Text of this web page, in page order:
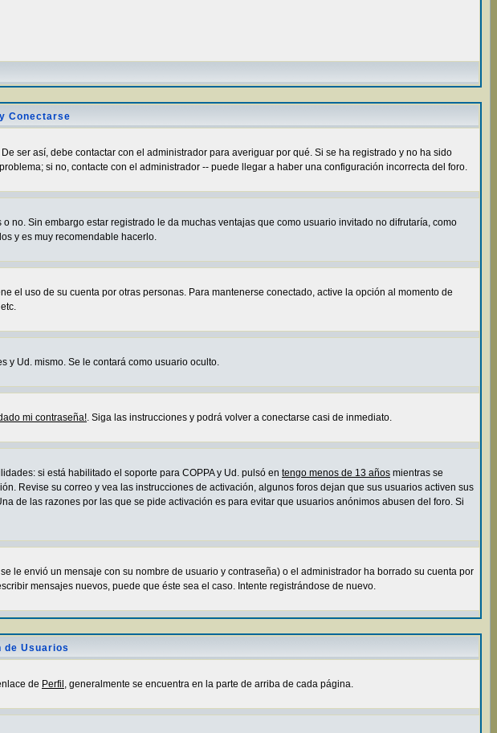
Conectarse
ser así, debe contactar con el administrador para averiguar por qué. Si se ha registrado y no ha sido
si no, contacte con el administrador -- puede llegar a haber una configuración incorrecta del foro.
Sin embargo estar registrado le da muchas ventajas que como usuario invitado no difrutaría, como
y es muy recomendable hacerlo.
el uso de su cuenta por otras personas. Para mantenerse conectado, active la opción al momento de
y Ud. mismo. Se le contará como usuario oculto.
mi contraseña!. Siga las instrucciones y podrá volver a conectarse casi de inmediato.
si está habilitado el soporte para COPPA y Ud. pulsó en tengo menos de 13 años mientras se
Revise su correo y vea las instrucciones de activación, algunos foros dejan que sus usuarios activen sus
de las razones por las que se pide activación es para evitar que usuarios anónimos abusen del foro. Si
le envió un mensaje con su nombre de usuario y contraseña) o el administrador ha borrado su cuenta por
mensajes nuevos, puede que éste sea el caso. Intente registrándose de nuevo.
de Usuarios
de Perfil , generalmente se encuentra en la parte de arriba de cada página.